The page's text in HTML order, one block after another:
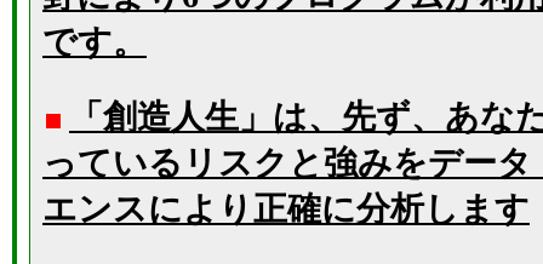
です。
「創造人生」は、先ず、あな
っているリスクと強みをデータ
エンスにより正確に分析します